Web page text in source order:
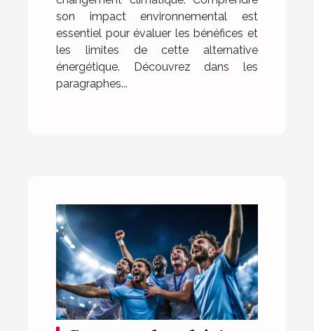
son impact environnemental est
essentiel pour évaluer les bénéfices et
les limites de cette alternative
énergétique. Découvrez dans les
paragraphes...